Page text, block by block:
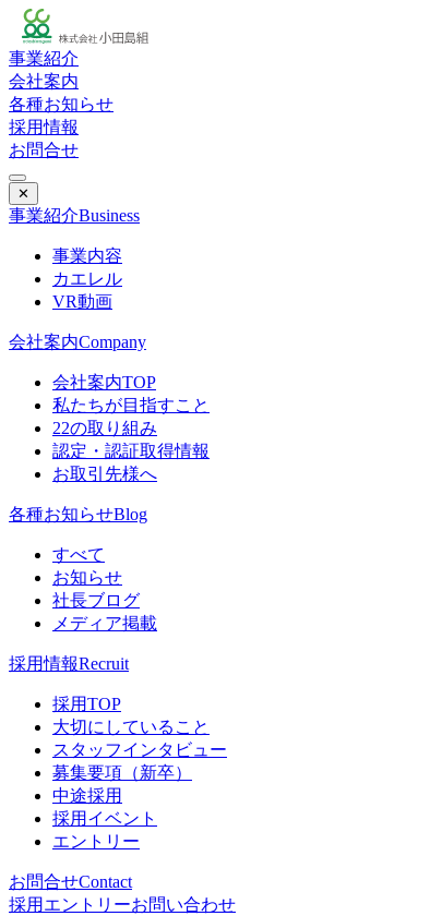
事業紹介
会社案内
各種お知らせ
採用情報
お問合せ
✕
事業紹介Business
事業内容
カエレル
VR動画
会社案内Company
会社案内TOP
私たちが目指すこと
22の取り組み
認定・認証取得情報
お取引先様へ
各種お知らせBlog
すべて
お知らせ
社長ブログ
メディア掲載
採用情報Recruit
採用TOP
大切にしていること
スタッフインタビュー
募集要項（新卒）
中途採用
採用イベント
エントリー
お問合せContact
採用エントリーお問い合わせ